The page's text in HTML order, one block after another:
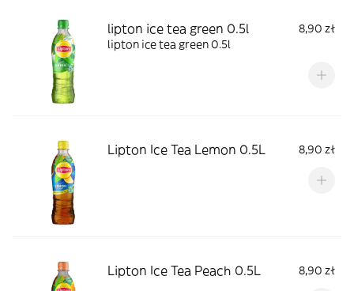
lipton ice tea green 0.5l
8,90 zł
lipton ice tea green 0.5l
Lipton Ice Tea Lemon 0.5L 8,90 zł
Lipton Ice Tea Peach 0.5L 8,90 zł